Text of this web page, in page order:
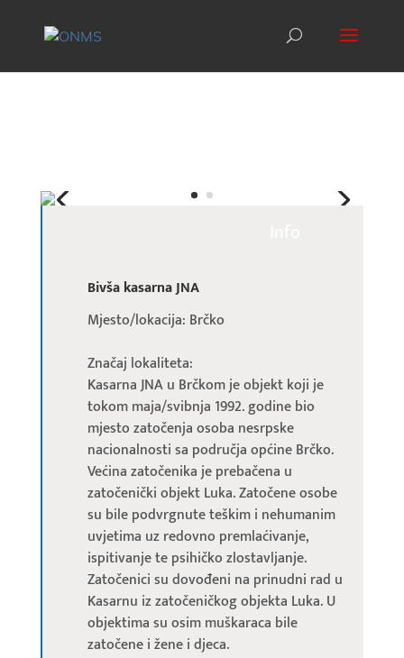
Bivša kasarna JNA
Mjesto/lokacija: Brčko
Značaj lokaliteta:
Kasarna JNA u Brčkom je objekt koji je
tokom maja/svibnja 1992. godine bio
mjesto zatočenja osoba nesrpske
nacionalnosti sa područja općine Brčko.
Većina zatočenika je prebačena u
zatočenički objekt Luka. Zatočene osobe
su bile podvrgnute teškim i nehumanim
uvjetima uz redovno premlaćivanje,
ispitivanje te psihičko zlostavljanje.
Zatočenici su dovođeni na prinudni rad u
Kasarnu iz zatočeničkog objekta Luka. U
objektima su osim muškaraca bile
zatočene i žene i djeca.